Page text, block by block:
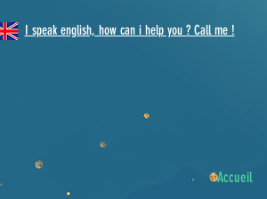
I speak english, how can i help you ? Call me !
Accueil